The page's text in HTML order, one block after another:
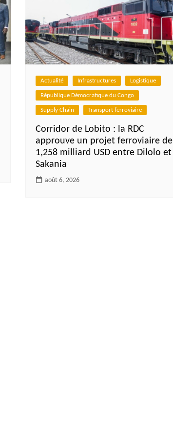
Actualité Infrastructures Logistique
République Démocratique du Congo
Supply Chain Transport ferroviaire
Corridor de Lobito : la RDC
approuve un projet ferroviaire de
1,258 milliard USD entre Dilolo et
Sakania
août 6, 2026